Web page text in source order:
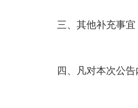
三、其他补充事宜
四、凡对本次公